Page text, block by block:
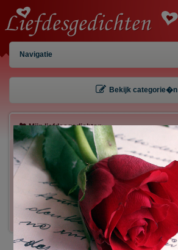
Navigatie
Bekijk categorie�n
Mijn liefdesgedichten
Gebruiker:
Wachtwoord:
Registreren Gegevens kwijt?